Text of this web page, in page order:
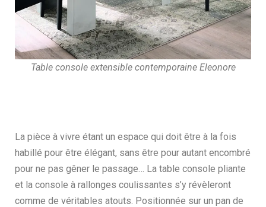
Table console extensible contemporaine Eleonore
La pièce à vivre étant un espace qui doit être à la fois
habillé pour être élégant, sans être pour autant encombré
pour ne pas gêner le passage… La table console pliante
et la console à rallonges coulissantes s’y révèleront
comme de véritables atouts. Positionnée sur un pan de